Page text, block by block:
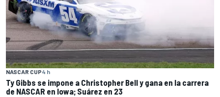
NASCAR CUP4 h
Ty Gibbs se impone a Christopher Bell y gana en la carrera
de NASCAR en Iowa; Suárez en 23